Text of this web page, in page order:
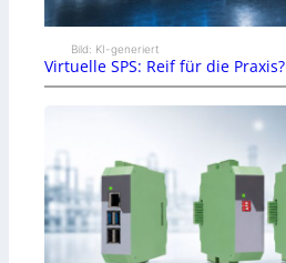
Bild: KI-generiert
Virtuelle SPS: Reif für die Praxis?